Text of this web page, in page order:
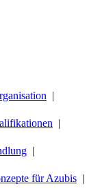
für Azubis